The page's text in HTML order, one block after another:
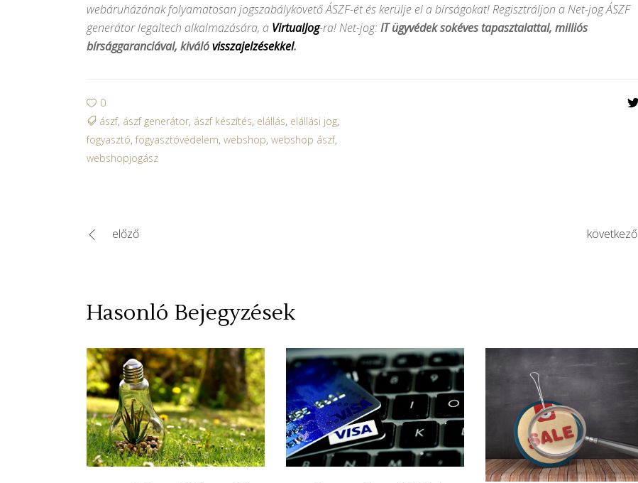
webáruházának folyamatosan jogszabálykövető ÁSZF-ét és kerülje el a bírságokat! Regisztráljon a Net-jog ÁSZF
generátor legaltech alkalmazására, a VirtualJog-ra! Net-jog: IT ügyvédek sokéves tapasztalattal, milliós
bírsággaranciával, kiválóvisszajelzésekkel.
0
ászf, ászf generátor, ászf készítés, elállás, elállási jog,
fogyasztó, fogyasztóvédelem, webshop, webshop ászf,
webshopjogász
előző következő
Hasonló Bejegyzések